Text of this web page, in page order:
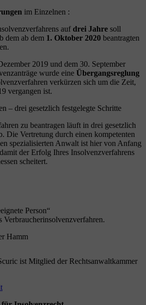
im Einzelnen :
aufdrei Jahre soll
dem ab dem 1. Oktober 2020 beantragten
2019 und dem 30. September
wurde eine Übergangsreglung
verkürzen sich um die Zeit,
vergangen ist.
– drei gesetzlich festgelegte Schritte
zu beantragen läuft in drei gesetzlich
Die Vertretung durch einen kompetenten
spezialisierten Anwalt ist hier von Anfang
der Erfolg Ihres Insolvenzverfahrens
scheitert.
Person“
Verbraucherinsolvenzverfahren.
ist Mitglied der Rechtsanwaltkammer